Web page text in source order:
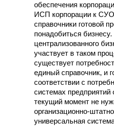
обеспечения
ИСП корпорации к
справочники готовой
понадобиться
централизованного
участ­вует в таком
существует
единый справочник, и
соответствии с
системах
текущий момент не
организационно-
универсальная